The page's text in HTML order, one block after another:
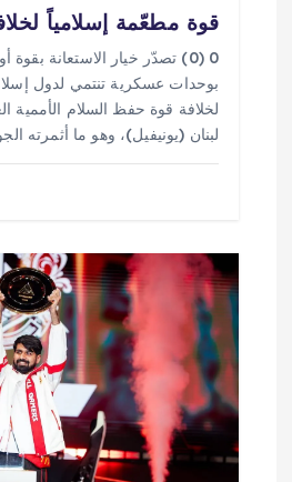
قوة مطعّمة إسلامياً
0 (0) تصدّر خيار الاستعانة
بوحدات عسكرية تنتمي لدول
لخلافة قوة حفظ السلام الأممية
لبنان (يونيفيل)، وهو ما أثمرته